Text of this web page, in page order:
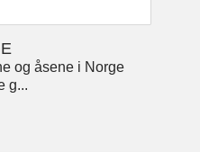
og åsene i Norge
g...